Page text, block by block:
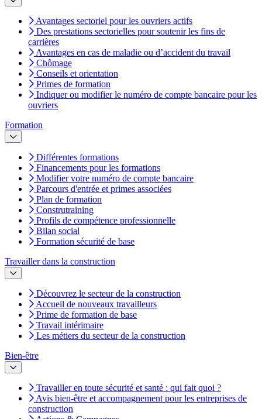
Avantages sectoriel pour les ouvriers actifs
Des prestations sectorielles pour soutenir les fins de
carrières
Avantages en cas de maladie ou d’accident du travail
Chômage
Conseils et orientation
Primes de formation
Indiquer ou modifier le numéro de compte bancaire pour les
ouvriers
Formation
Différentes formations
Financements pour les formations
Modifier votre numéro de compte bancaire
Parcours d'entrée et primes associées
Plan de formation
Construtraining
Profils de compétence professionnelle
Bilan social
Formation sécurité de base
Travailler dans la construction
Découvrez le secteur de la construction
Accueil de nouveaux travailleurs
Prime de formation de base
Travail intérimaire
Les métiers du secteur de la construction
Bien-être
Travailler en toute sécurité et santé : qui fait quoi ?
Avis bien-être et accompagnement pour les entreprises de
construction